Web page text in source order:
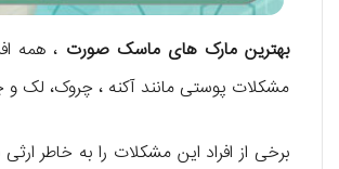
بهترین مارک های ماسک صورت ، همه
مشکلات پوستی مانند آکنه ، چروک، لک و
برخی از افراد این مشکلات را به خاطر